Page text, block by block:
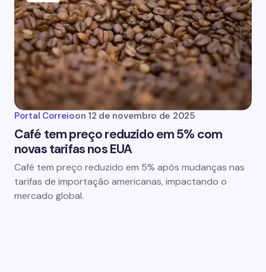
Portal Correioon 12 de novembro de 2025
Café tem preço reduzido em 5% com
novas tarifas nos EUA
Café tem preço reduzido em 5% após mudanças nas
tarifas de importação americanas, impactando o
mercado global.